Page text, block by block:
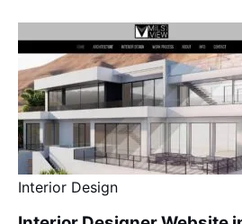
Interior Design